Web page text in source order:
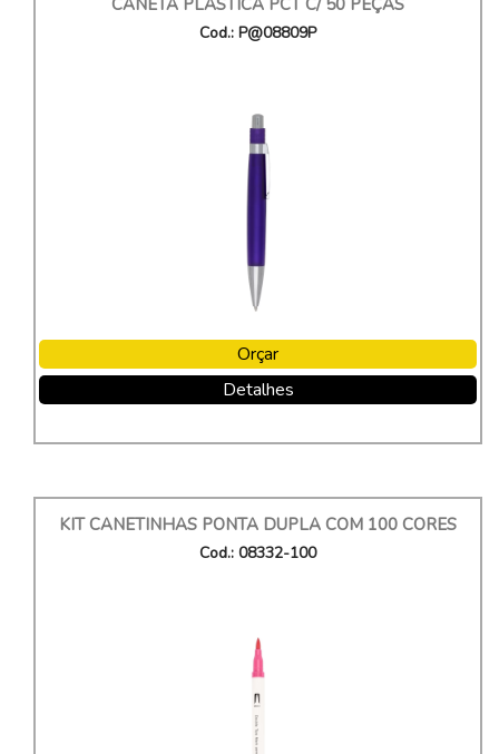
CANETA PLÁSTICA PCT C/ 50 PEÇAS
Cod.: P@08809P
Orçar
Detalhes
KIT CANETINHAS PONTA DUPLA COM 100 CORES
Cod.: 08332-100